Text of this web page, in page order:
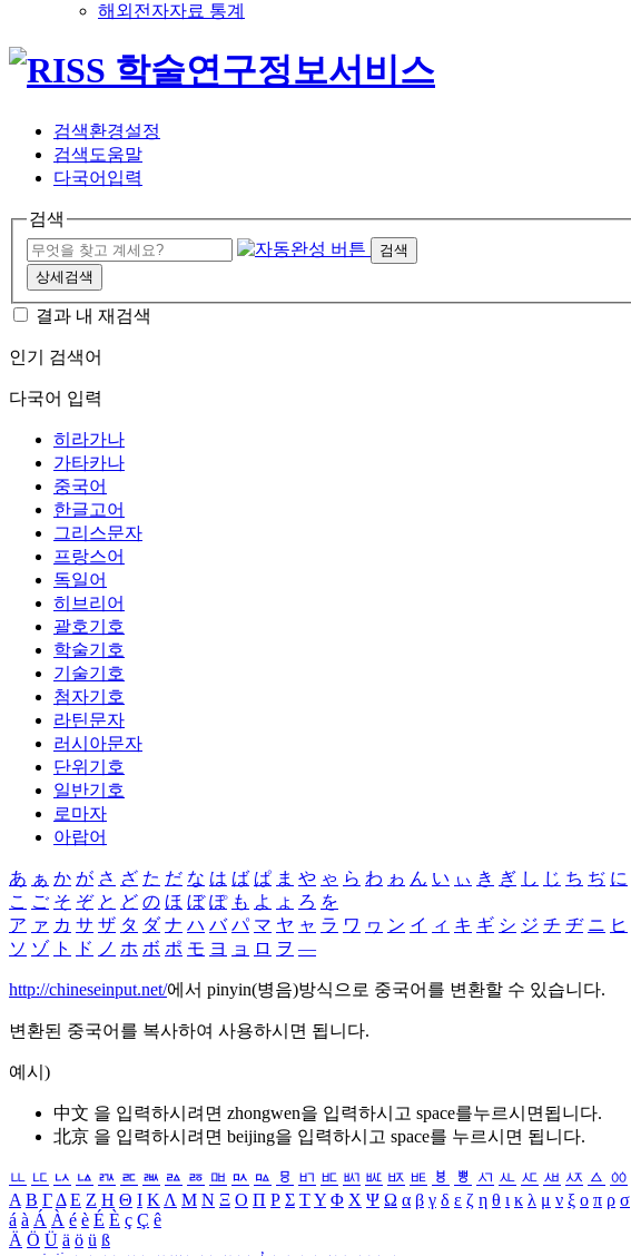
해외전자자료 통계
검색환경설정
검색도움말
다국어입력
검색
검색
상세검색
결과 내 재검색
인기 검색어
다국어 입력
히라가나
가타카나
중국어
한글고어
그리스문자
프랑스어
독일어
히브리어
괄호기호
학술기호
기술기호
첨자기호
라틴문자
러시아문자
단위기호
일반기호
로마자
아랍어
あ ぁ か が さ ざ た だ な は ば ぱ ま や ゃ ら わ ゎ ん い ぃ き ぎ し じ ち ぢ に
こ ご そ ぞ と ど の ほ ぼ ぽ も よ ょ ろ を
ア ァ カ サ ザ タ ダ ナ ハ バ パ マ ヤ ャ ラ ワ ヮ ン イ ィ キ ギ シ ジ チ ヂ ニ ヒ
ソ ゾ ト ド ノ ホ ボ ポ モ ヨ ョ ロ ヲ ―
http://chineseinput.net/에서 pinyin(병음)방식으로 중국어를 변환할 수 있습니다.
변환된 중국어를 복사하여 사용하시면 됩니다.
예시)
中文 을 입력하시려면 zhongwen을 입력하시고 space를누르시면됩니다.
北京 을 입력하시려면 beijing을 입력하시고 space를 누르시면 됩니다.
ㅥ ㅦ ㅧ ㅨ ㅩ ㅪ ㅫ ㅬ ㅭ ㅮ ㅯ ㅰ ㅱ ㅲ ㅳ ㅴ ㅵ ㅶ ㅷ ㅸ ㅹ ㅺ ㅻ ㅼ ㅽ ㅾ ㅿ ㆀ
Α Β ΓΔ Ε Ζ Η Θ Ι ΚΛ Μ Ν Ξ Ο Π Ρ Σ ΤΥ Φ Χ Ψ Ω α β γ δ ε ζ η θ ι κ λ μ ν ξ ο π ρ σ
á à Á À é è É È ç Ç ê
Ä Ö Ü ä ö ü ß